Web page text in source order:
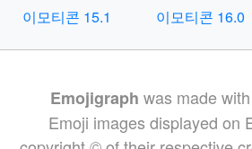
이모티콘 15.1
이모티콘 16.0
Emojigraph was made
Emoji images displayed on